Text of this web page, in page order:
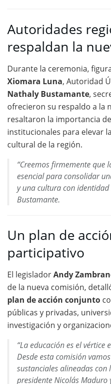
Autoridades
respaldan la
Durante la ceremonia,
Xiomara Luna, Autoridad
Nathaly Bustamante,
ofrecieron su respaldo a la
resaltaron la importancia
institucionales para elevar
cultural de la región.
“Creemos firmemente que
esencial para consolidar
y una cultura con identidad
Bustamante.
Un plan de
participativo
El legisladorAndy
de la nueva comisión,
plan de acción conjunto
públicas y privadas,
investigación y
“La educación es el vértice
Desde esta comisión
sustanciales alineadas con
presidente Nicolás Maduro